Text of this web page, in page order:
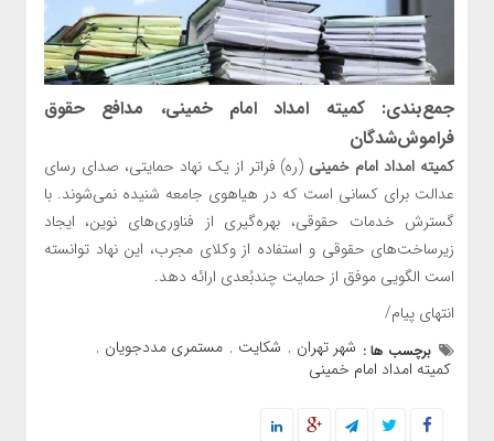
جمع‌بندی: کمیته امداد امام خمینی، مدافع حقوق
فراموش‌شدگان
کمیته امداد امام خمینی (ره) فراتر از یک نهاد حمایتی، صدای رسای
عدالت برای کسانی است که در هیاهوی جامعه شنیده نمی‌شوند. با
گسترش خدمات حقوقی، بهره‌گیری از فناوری‌های نوین، ایجاد
زیرساخت‌های حقوقی و استفاده از وکلای مجرب، این نهاد توانسته
است الگویی موفق از حمایت چندبُعدی ارائه دهد.
انتهای پیام/
برچسب ها : شهر تهران , شکایت , مستمری مددجویان ,
کمیته امداد امام خمینی